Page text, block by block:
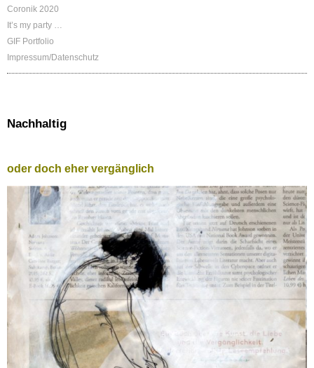
Coronik 2020
It’s my party …
GIF Portfolio
Impressum/Datenschutz
Nachhaltig
oder doch eher vergänglich